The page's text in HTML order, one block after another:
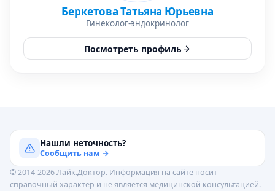
Беркетова Татьяна Юрьевна
Гинеколог-эндокринолог
Посмотреть профиль
Нашли неточность?
Сообщить нам →
© 2014-2026 Лайк.Доктор. Информация на сайте носит
справочный характер и не является медицинской консультацией.